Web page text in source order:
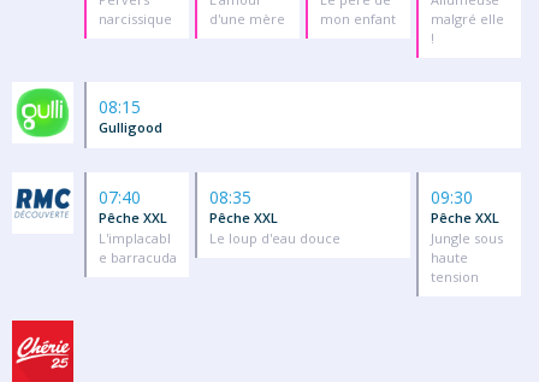
narcissique
d'une mère
mon enfant
malgré elle
!
08:15
Gulligood
07:40
Pêche XXL
L'implacabl
e barracuda
08:35
Pêche XXL
Le loup d'eau douce
09:30
Pêche XXL
Jungle sous
haute
tension